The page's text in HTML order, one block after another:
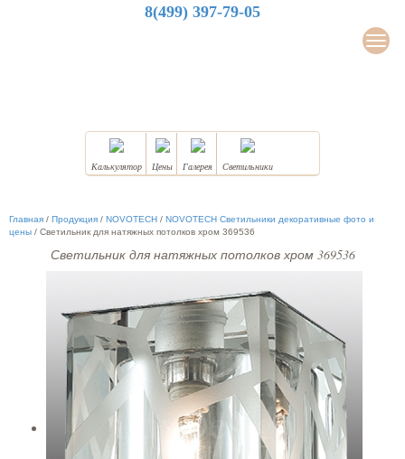
8(499) 397-79-05
Калькулятор Цены Галерея Светильники
Главная / Продукция / NOVOTECH / NOVOTECH Светильники декоративные фото и
цены / Светильник для натяжных потолков хром 369536
Светильник для натяжных потолков хром 369536